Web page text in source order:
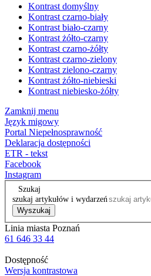
Kontrast domyślny
Kontrast czarno-biały
Kontrast biało-czarny
Kontrast żółto-czarny
Kontrast czarno-żółty
Kontrast czarno-zielony
Kontrast zielono-czarny
Kontrast żółto-niebieski
Kontrast niebiesko-żółty
Zamknij menu
Język migowy
Portal Niepełnosprawność
Deklaracja dostępności
ETR - tekst
Facebook
Instagram
Szukaj
szukaj artykułów i wydarzeń
Wyszukaj
Linia miasta Poznań
61 646 33 44
Dostępność
Wersja kontrastowa